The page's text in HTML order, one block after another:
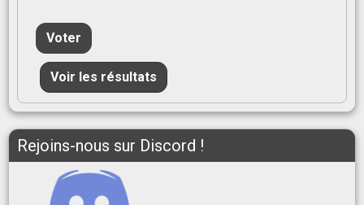
Voter
Voir les résultats
Rejoins-nous sur Discord !